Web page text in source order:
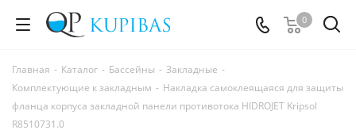
0
Главная - Каталог - Бассейны - Закладные -
Комплектующие к закладным - Накладка самоклеящаяся для защиты
фланца корпуса закладной панели противотока HIDROJET Kripsol
R8510731.0